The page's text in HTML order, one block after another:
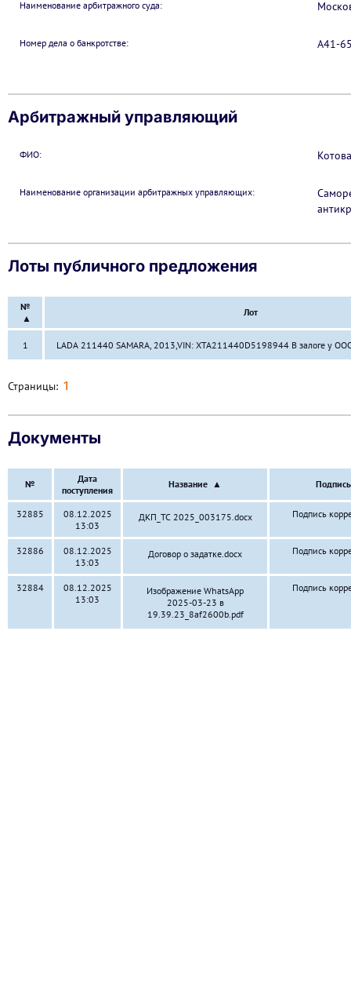
Наименование арбитражного суда:
Номер дела о банкротстве: А41-
Арбитражный управляющий
ФИО:
Наименование организации арбитражных управляющих:
Лоты публичного предложения
№
▲
Лот
1 LADA 211440 SAMARA, 2013,VIN: XTA211440D5198944 В залоге у
Страницы: 1
Документы
№
Дата
поступления
Название ▲ Подпись
32885
08.12.2025
13:03
ДКП_ТС 2025_003175.docx Подпись
32886
08.12.2025
13:03
Договор о задатке.docx Подпись
32884
08.12.2025
13:03
Изображение WhatsApp
2025-03-23 в
19.39.23_8af2600b.pdf
Подпись